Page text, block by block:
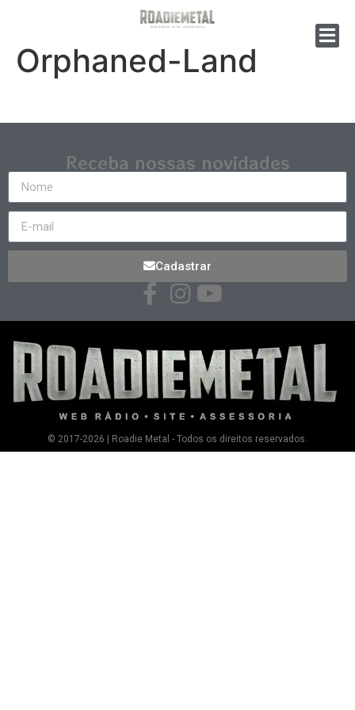
Orphaned-Land
Receba nossas novidades
Cadastrar
© 2017-2026 | Roadie Metal - Todos os direitos reservados.